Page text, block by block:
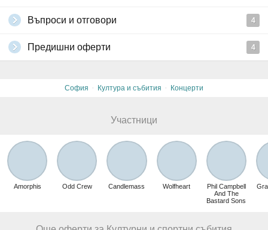
Въпроси и отговори 4
Предишни оферти 4
София · Култура и събития · Концерти
Участници
Amorphis Odd Crew Candlemass Wolfheart
Phil Campbell
And The
Bastard Sons